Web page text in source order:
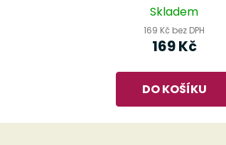
Skladem
169 Kč bez DPH
169 Kč
DO KOŠÍKU